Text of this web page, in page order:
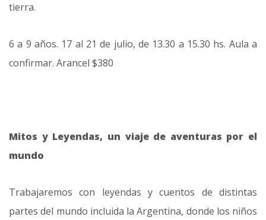
tierra.
6 a 9 años. 17 al 21 de julio, de 13.30 a 15.30 hs. Aula a
confirmar. Arancel $380
Mitos y Leyendas, un viaje de aventuras por el
mundo
Trabajaremos con leyendas y cuentos de distintas
partes del mundo incluida la Argentina, donde los niños